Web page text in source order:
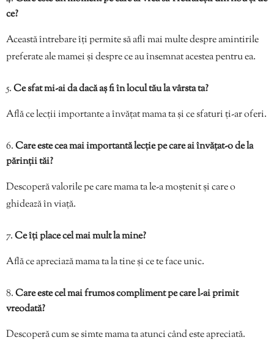
ce?
Această întrebare îți permite să afli mai multe despre amintirile
preferate ale mamei și despre ce au însemnat acestea pentru ea.
Ce sfat mi-ai da dacă aș fi în locul tău la vârsta ta?
Află ce lecții importante a învățat mama ta și ce sfaturi ți-ar oferi.
Care este cea mai importantă lecție pe care ai învățat-o de la
părinții tăi?
Descoperă valorile pe care mama ta le-a moștenit și care o
ghidează în viață.
Ce îți place cel mai mult la mine?
Află ce apreciază mama ta la tine și ce te face unic.
Care este cel mai frumos compliment pe care l-ai primit
vreodată?
Descoperă cum se simte mama ta atunci când este apreciată.